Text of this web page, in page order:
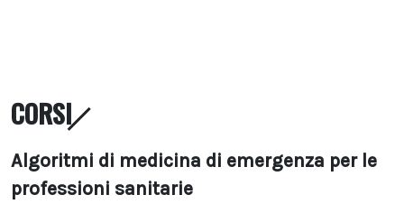
CORSI
Algoritmi di medicina di emergenza per le
professioni sanitarie